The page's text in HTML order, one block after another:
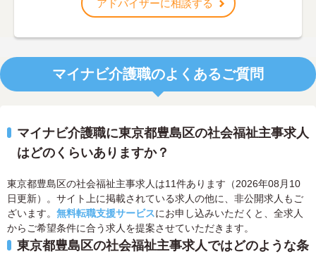
アドバイザーに相談する
マイナビ介護職のよくあるご質問
マイナビ介護職に東京都豊島区の社会福祉主事求人
はどのくらいありますか？
東京都豊島区の社会福祉主事求人は11件あります（2026年08月10
日更新）。サイト上に掲載されている求人の他に、非公開求人もご
ざいます。 無料転職支援サービスにお申し込みいただくと、全求人
からご希望条件に合う求人を提案させていただきます。
東京都豊島区の社会福祉主事求人ではどのような条